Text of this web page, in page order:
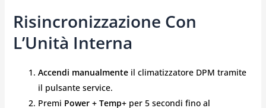
Risincronizzazione Con
L’Unità Interna
Accendi manualmenteil climatizzatore DPM tramite
il pulsante service.
Premi Power + Temp+per 5 secondi fino al